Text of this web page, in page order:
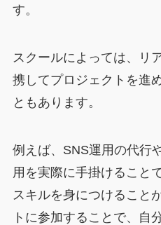
す。
スクールによっては、リ
携してプロジェクトを進
ともあります。
例えば、SNS運用の代行
用を実際に手掛けること
スキルを身につけること
トに参加することで、自